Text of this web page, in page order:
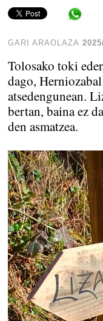
GARI ARAOLAZA
Tolosako toki
dago,
atsedengunean.
bertan, baina ez
den asmatzea.